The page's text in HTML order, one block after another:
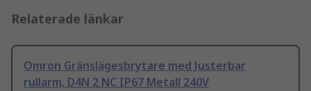
Relaterade länkar
Omron Gränslägesbrytare med Justerbar
rullarm, D4N 2 NC IP67 Metall 240V